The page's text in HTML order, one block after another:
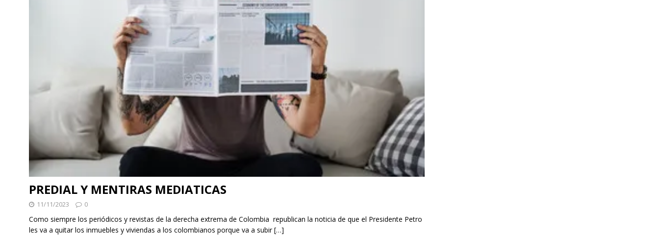
PREDIAL Y MENTIRAS MEDIATICAS
11/11/2023 0
Como siempre los periódicos y revistas de la derecha extrema de Colombia republican la noticia de que el Presidente Petro
les va a quitar los inmuebles y viviendas a los colombianos porque va a subir[…]